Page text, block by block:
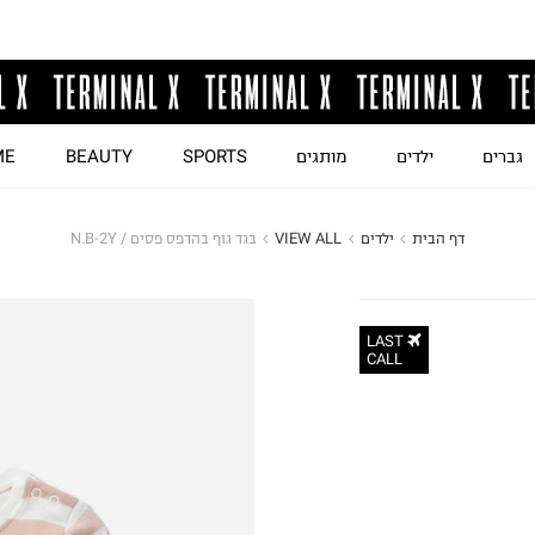
גברים ילדים מותגים SPORTS
BEAUTY
דף הבית ילדים VIEW ALL בגד גוף בהדפס פסים / N.B-2Y
LAST
CALL